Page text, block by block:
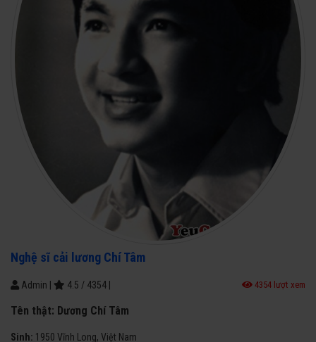
Nghệ sĩ cải lương Chí Tâm
Admin 4.5 / 4354 4354 lượt xem
Tên thật: Dương Chí Tâm
Sinh: 1950 Vĩnh Long, Việt Nam